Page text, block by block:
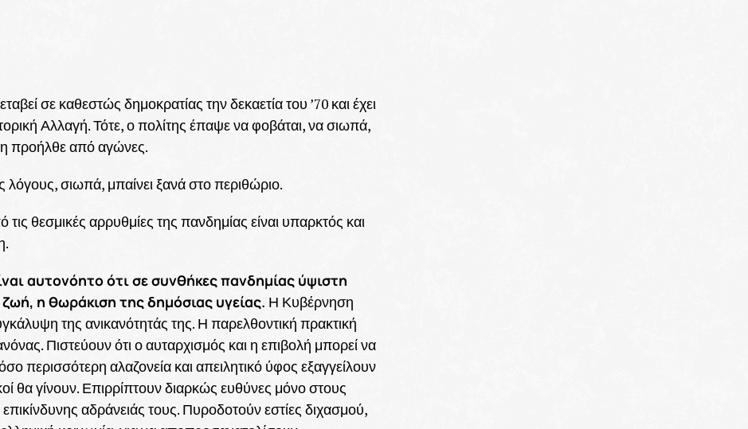
σε καθεστώς δημοκρατίας την δεκαετία του ’70 και έχει
Αλλαγή. Τότε, ο πολίτης έπαψε να φοβάται, να σιωπά,
προήλθε από αγώνες.
σιωπά, μπαίνει ξανά στο περιθώριο.
θεσμικές αρρυθμίες της πανδημίας είναι υπαρκτός και
αυτονόητο ότι σε συνθήκες πανδημίας ύψιστη
η θωράκιση της δημόσιας υγείας. Η Κυβέρνηση
της ανικανότητάς της. Η παρελθοντική πρακτική
Πιστεύουν ότι ο αυταρχισμός και η επιβολή μπορεί να
περισσότερη αλαζονεία και απειλητικό ύφος εξαγγείλουν
θα γίνουν. Επιρρίπτουν διαρκώς ευθύνες μόνο στους
αδράνειάς τους. Πυροδοτούν εστίες διχασμού,